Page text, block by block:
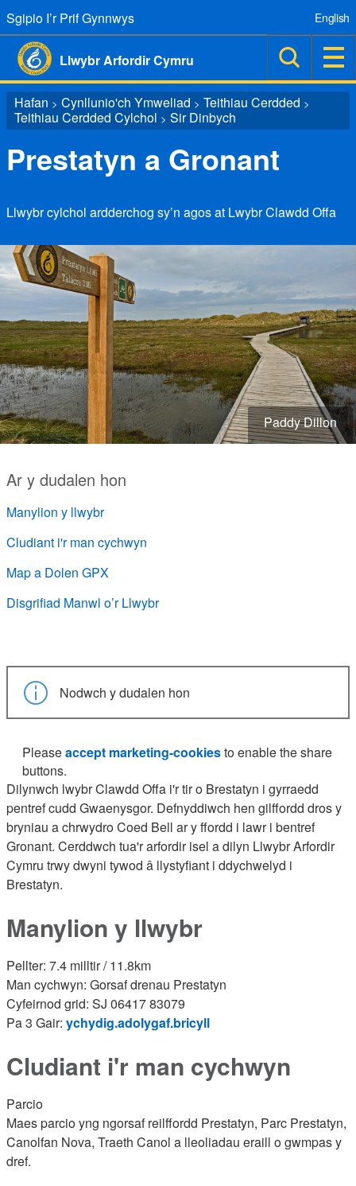
Sgipio I’r Prif Gynnwys
Llwybr Arfordir Cymru
English
Hafan > Cynllunio'ch Ymweliad > Teithiau Cerdded >
Teithiau Cerdded Cylchol > Sir Dinbych
Prestatyn a Gronant
Llwybr cylchol ardderchog sy’n agos at Lwybr Clawdd Offa
Paddy Dillon
Ar y dudalen hon
Manylion y llwybr
Cludiant i'r man cychwyn
Map a Dolen GPX
Disgrifiad Manwl o’r Llwybr
Nodwch y dudalen hon
Pleaseaccept marketing-cookiesto enable the share
buttons.
Dilynwch lwybr Clawdd Offa i'r tir o Brestatyn i gyrraedd
pentref cudd Gwaenysgor. Defnyddiwch hen gilffordd dros y
bryniau a chrwydro Coed Bell ar y ffordd i lawr i bentref
Gronant. Cerddwch tua'r arfordir isel a dilyn Llwybr Arfordir
Cymru trwy dwyni tywod â llystyfiant i ddychwelyd i
Brestatyn.
Manylion y llwybr
Pellter: 7.4 milltir / 11.8km
Man cychwyn: Gorsaf drenau Prestatyn
Cyfeirnod grid: SJ 06417 83079
Pa 3 Gair: ychydig.adolygaf.bricyll
Cludiant i'r man cychwyn
Parcio
Maes parcio yng ngorsaf reilffordd Prestatyn, Parc Prestatyn,
Canolfan Nova, Traeth Canol a lleoliadau eraill o gwmpas y
dref.